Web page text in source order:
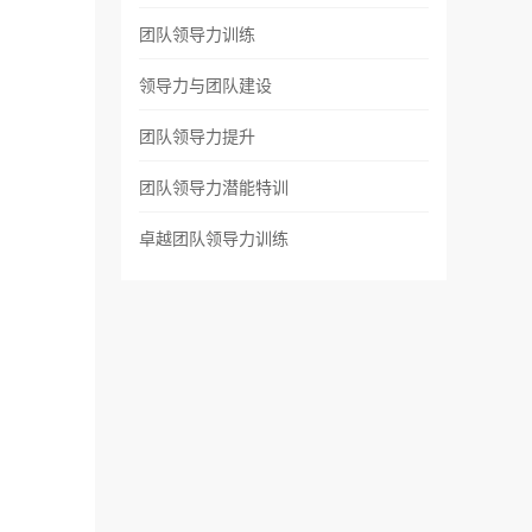
团队领导力训练
领导力与团队建设
团队领导力提升
团队领导力潜能特训
卓越团队领导力训练